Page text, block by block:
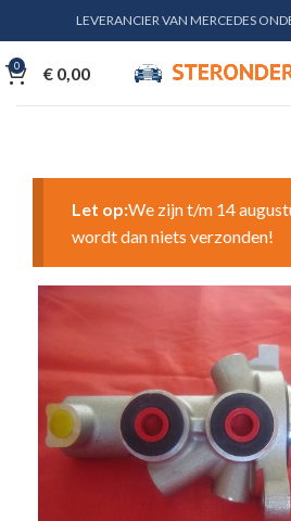
LEVERANCIER VAN MERCEDES
0 € 0,00
Let op:We zijn t/m 14
wordt dan niets verzonden!